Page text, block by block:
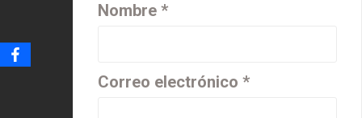
Nombre *
Correo electrónico *